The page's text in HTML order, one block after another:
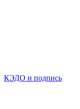
КЭДО и подпись